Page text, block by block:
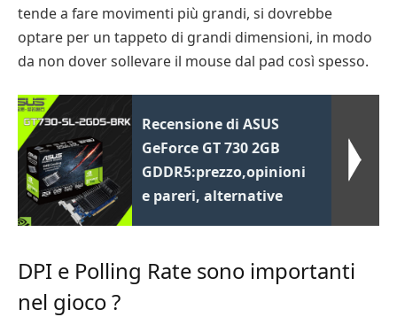
tende a fare movimenti più grandi, si dovrebbe
optare per un tappeto di grandi dimensioni, in modo
da non dover sollevare il mouse dal pad così spesso.
Recensione di ASUS
GeForce GT 730 2GB
GDDR5:prezzo,opinioni
e pareri, alternative
DPI e Polling Rate sono importanti
nel gioco ?